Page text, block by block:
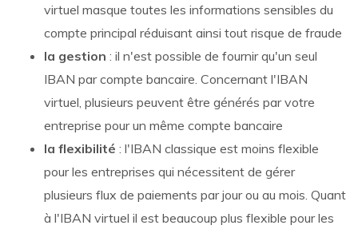
virtuel masque toutes les informations sensibles du
compte principal réduisant ainsi tout risque de fraude
la gestion : il n'est possible de fournir qu'un seul
IBAN par compte bancaire. Concernant l'IBAN
virtuel, plusieurs peuvent être générés par votre
entreprise pour un même compte bancaire
la flexibilité : l'IBAN classique est moins flexible
pour les entreprises qui nécessitent de gérer
plusieurs flux de paiements par jour ou au mois. Quant
à l'IBAN virtuel il est beaucoup plus flexible pour les